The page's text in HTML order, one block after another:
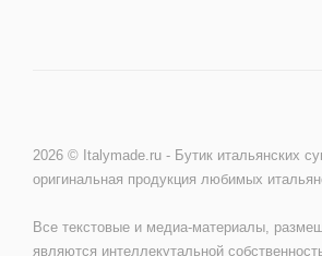
2026 © Italymade.ru - Бутик итальянских
оригинальная продукция любимых
Все текстовые и медиа-материалы,
являются интеллекутальной